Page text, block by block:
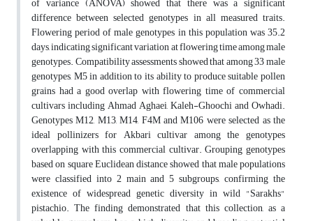
difference between selected genotypes in all measured traits.
Flowering period of male genotypes in this population was 35.2
days, indicating significant variation at flowering time among male
genotypes. Compatibility assessments showed that among 33 male
genotypes, M5 in addition to its ability to produce suitable pollen
grains had a good overlap with flowering time of commercial
cultivars including Ahmad Aghaei, Kaleh-Ghoochi and Owhadi.
Genotypes M12, M13, M14, F4M and M106 were selected as the
ideal pollinizers for Akbari cultivar among the genotypes
overlapping with this commercial cultivar. Grouping genotypes
based on square Euclidean distance showed that male populations
were classified into 2 main and 5 subgroups, confirming the
existence of widespread genetic diversity in wild "Sarakhs"
pistachio. The finding demonstrated that this collection, as a